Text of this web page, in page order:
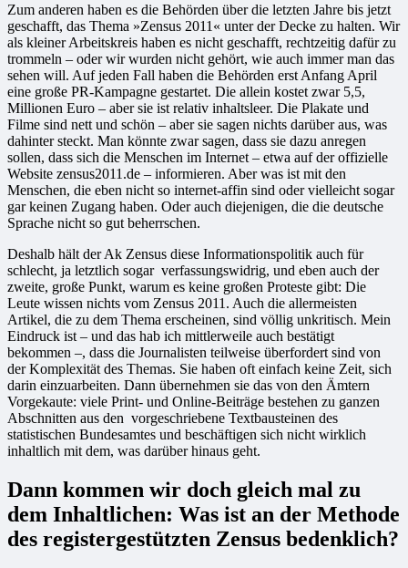
Zum anderen haben es die Behörden über die letzten Jahre bis jetzt
geschafft, das Thema »Zensus 2011« unter der Decke zu halten. Wir
als kleiner Arbeitskreis haben es nicht geschafft, rechtzeitig dafür zu
trommeln – oder wir wurden nicht gehört, wie auch immer man das
sehen will. Auf jeden Fall haben die Behörden erst Anfang April
eine große PR-Kampagne gestartet. Die allein kostet zwar 5,5,
Millionen Euro – aber sie ist relativ inhaltsleer. Die Plakate und
Filme sind nett und schön – aber sie sagen nichts darüber aus, was
dahinter steckt. Man könnte zwar sagen, dass sie dazu anregen
sollen, dass sich die Menschen im Internet – etwa auf der offizielle
Website zensus2011.de – informieren. Aber was ist mit den
Menschen, die eben nicht so internet-affin sind oder vielleicht sogar
gar keinen Zugang haben. Oder auch diejenigen, die die deutsche
Sprache nicht so gut beherrschen.
Deshalb hält der Ak Zensus diese Informationspolitik auch für
schlecht, ja letztlich sogar verfassungswidrig, und eben auch der
zweite, große Punkt, warum es keine großen Proteste gibt: Die
Leute wissen nichts vom Zensus 2011. Auch die allermeisten
Artikel, die zu dem Thema erscheinen, sind völlig unkritisch. Mein
Eindruck ist – und das hab ich mittlerweile auch bestätigt
bekommen –, dass die Journalisten teilweise überfordert sind von
der Komplexität des Themas. Sie haben oft einfach keine Zeit, sich
darin einzuarbeiten. Dann übernehmen sie das von den Ämtern
Vorgekaute: viele Print- und Online-Beiträge bestehen zu ganzen
Abschnitten aus den vorgeschriebene Textbausteinen des
statistischen Bundesamtes und beschäftigen sich nicht wirklich
inhaltlich mit dem, was darüber hinaus geht.
Dann kommen wir doch gleich mal zu
dem Inhaltlichen: Was ist an der Methode
des registergestützten Zensus bedenklich?